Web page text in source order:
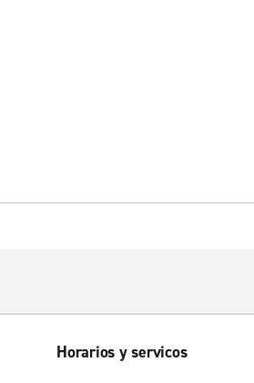
Horarios y servicos